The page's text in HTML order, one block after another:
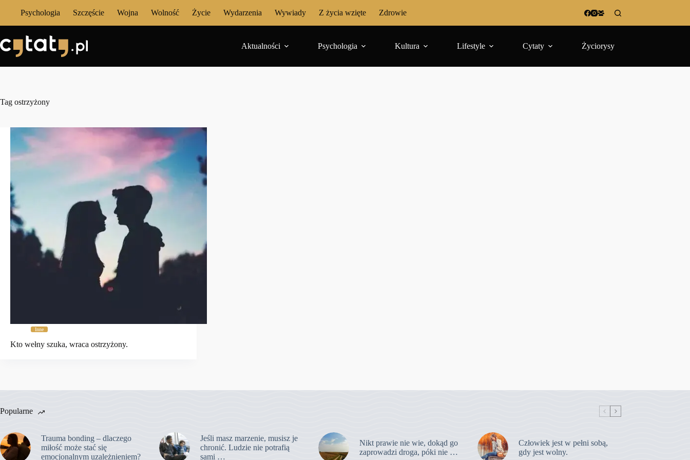
Psychologia Szczęście Wojna Wolność Życie Wydarzenia Wywiady Z życia wzięte Zdrowie
Aktualności Psychologia Kultura Lifestyle Cytaty Życiorysy
Tag ostrzyżony
Inne
Kto wełny szuka, wraca ostrzyżony.
Popularne
Trauma bonding – dlaczego
miłość może stać się
emocjonalnym uzależnieniem?
Jeśli masz marzenie, musisz je
chronić. Ludzie nie potrafią
sami …
Nikt prawie nie wie, dokąd go
zaprowadzi droga, póki nie …
Człowiek jest w pełni sobą,
gdy jest wolny.